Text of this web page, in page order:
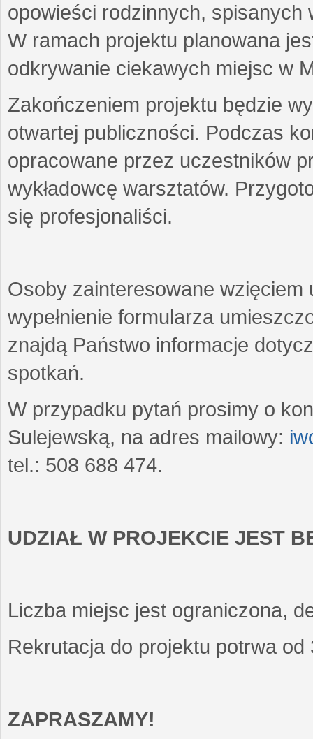
opowieści rodzinnych,
W ramach projektu planowana
odkrywanie ciekawych miejsc w
Zakończeniem projektu będzie
otwartej publiczności. Podczas
opracowane przez uczestników
wykładowcę warsztatów.
się profesjonaliści.
Osoby zainteresowane wzięciem
wypełnienie formularza
znajdą Państwo informacje
spotkań.
W przypadku pytań prosimy o
Sulejewską, na adres mailowy:
tel.: 508 688 474.
UDZIAŁ W PROJEKCIE JEST
Liczba miejsc jest ograniczona,
Rekrutacja do projektu potrwa
ZAPRASZAMY!